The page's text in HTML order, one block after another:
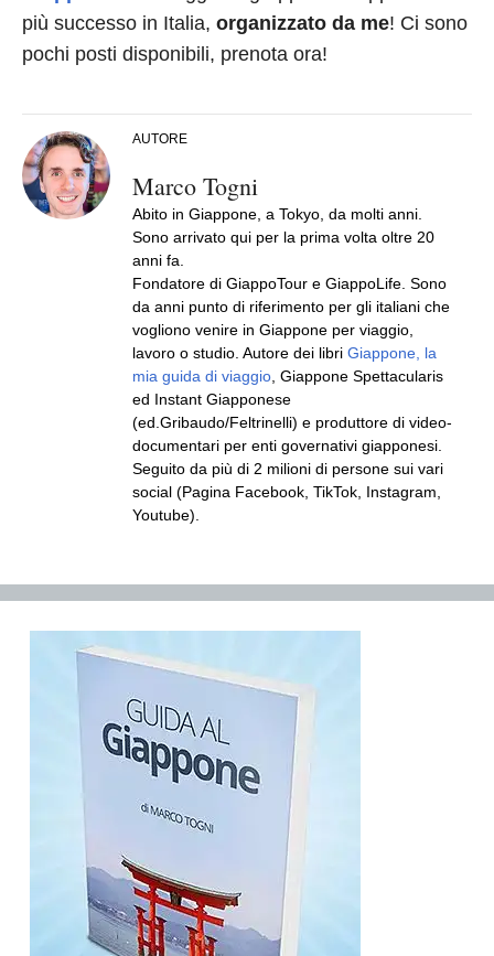
più successo in Italia, organizzato da me! Ci sono
pochi posti disponibili, prenota ora!
AUTORE
Marco Togni
Abito in Giappone, a Tokyo, da molti anni.
Sono arrivato qui per la prima volta oltre 20
anni fa.
Fondatore di GiappoTour e GiappoLife. Sono
da anni punto di riferimento per gli italiani che
vogliono venire in Giappone per viaggio,
lavoro o studio. Autore dei libri Giappone, la
mia guida di viaggio , Giappone Spettacularis
ed Instant Giapponese
(ed.Gribaudo/Feltrinelli) e produttore di video-
documentari per enti governativi giapponesi.
Seguito da più di 2 milioni di persone sui vari
social (Pagina Facebook, TikTok, Instagram,
Youtube).